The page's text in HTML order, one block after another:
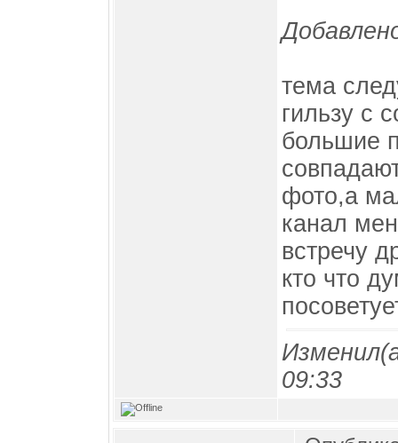
тема
гильзу с
большие
фото,а
канал
встречу
кто что
09:33